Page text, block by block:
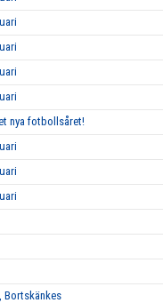
nya fotbollsåret!
Bortskänkes